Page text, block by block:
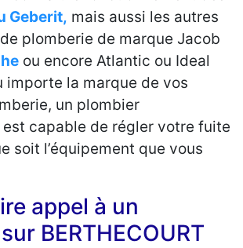
Geberit, mais aussi les autres
plomberie de marque Jacob
ou encore Atlantic ou Ideal
importe la marque de vos
un plombier
capable de régler votre fuite
soit l’équipement que vous
appel à un
BERTHECOURT